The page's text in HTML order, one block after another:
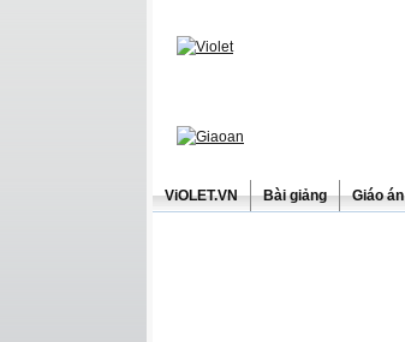
ViOLET.VN Bài giảng Giáo án